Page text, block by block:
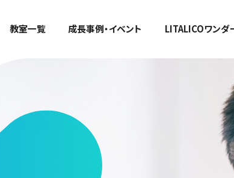
教室一覧 成長事例・イベント LITALICOワンダ